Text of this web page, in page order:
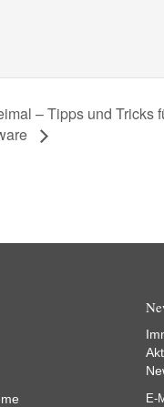
– Tipps und Tricks
E-